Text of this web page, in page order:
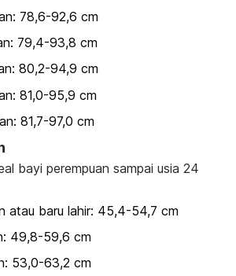
78,6-92,6 cm
79,4-93,8 cm
80,2-94,9 cm
81,0-95,9 cm
81,7-97,0 cm
bayi perempuan sampai usia 24
atau baru lahir: 45,4-54,7 cm
49,8-59,6 cm
53,0-63,2 cm